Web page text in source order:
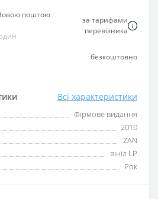
Всі характеристики
Фірмове видання
2010
ZAN
вініл LP
Рок
поштою
за тарифами
перевізника
безкоштовно